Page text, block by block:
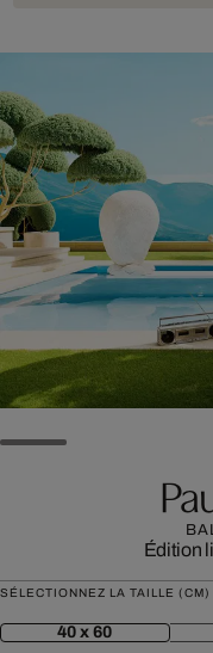
Édition
SÉLECTIONNEZ LA TAILLE
40 x 60